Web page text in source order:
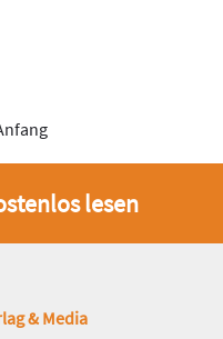
lesen
& Media